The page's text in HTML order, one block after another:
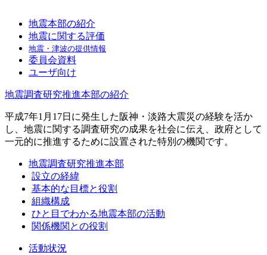
地震本部の紹介
地震に関する評価
地震・津波の提供情報
委員会資料
ユーザ向け
地震調査研究推進本部の紹介
平成7年1月17日に発生した阪神・淡路大震災の経験を活か
し、地震に関する調査研究の成果を社会に伝え、政府として
一元的に推進するために設置された特別の機関です。
地震調査研究推進本部
設立の経緯
基本的な目標と役割
組織構成
ひと目でわかる地震本部の活動
関係機関との役割
活動状況